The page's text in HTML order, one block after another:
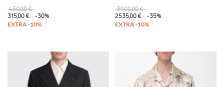
450,00 €
315,00 €
-30%
3900,00 €
2535,00 €
-35%